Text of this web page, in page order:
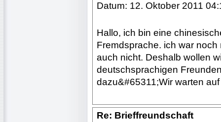
Datum: 12. Oktober 2011
Hallo, ich bin eine
Fremdsprache. ich war
auch nicht. Deshalb wollen
deutschsprachigen
dazu&#65311;Wir warten
Re: Brieffreundschaft